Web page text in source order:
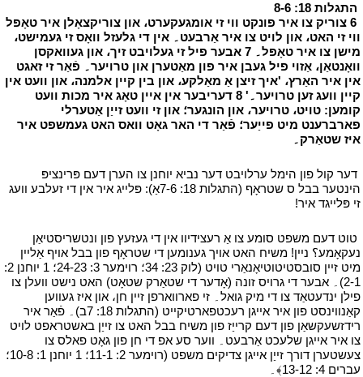
התגלות 18: 8-6
6 צוריק צו איר פּונקט ווי זי אומגעקערט، און צוריקצאָלן איר טאָפּל
ווי זי האט، און לויט צו איר אַרבעט۔ אין די גלעזל וואָס זי געמישט،
מישן צו איר טאָפּל۔ 7 אבער פיל זי געלויבט זיך، און געוואקסן
וואָנטאַן، אַזוי פיל געבן איר פון מאַטערן און טרויער۔ פֿאַר זי זאגט
אין איר האַרץ، 'איך זיצן אַ מאַלקע، און בין קיין אלמנה، און וועט אין
קיין וועג זען טרויער۔' 8 דעריבער אין איין טאָג איר מכות וועט
קומען: טויט، טרויער، און הונגער؛ און זי וועט זייַן אַטערלי
פארברענט מיט פייַער؛ פֿאַר די האר גאָט וואס האט געמשפט איר
איז שטאַרק۔
דער קול פון הימל ערלויבט דער נביא יוחנן צו הערן דעם פּרינציפּ
הינטער בבל ס שטראָף (התגלות 18: 7-6אַ): פּלייג איר אין די זעלבע וועג
זי פּלייגד איר!
טוט דעם משפט סומע צו אַ רעצידיוו אין די געזעץ פון ונטשריסטיאַן
נעקאָמע؟ ניין! משיח האט אויך גענומען די שטראָף פון בבל אויף אַליין
מיט זיין סובסטיטוטיאָנאַרי טויט (לוק 23: 34؛ רוימער 3: 24-23؛ 1 יוחנן 2:
2-1)۔ אבער די גרויס זונה (אָדער די שטאַרק שטאָט) האט נישט וועלן צו
פילן ינדעטאַד צו די מיק גואל۔ זי פארווארפן זיין חן، און איז געווען
קאַנווינסט פון איר אייגן רעכטפארטיקייט (התגלות 18: 7ב)۔ פֿאַר איר
רידזשעקשאַן פון דעם קרייַז פון משיח בבל האט צו זייַן באשטראפט לויט
צו איר אייגן שלעכט אַרבעט۔ ווער סע אפ די חן פון גאָט פאלס צו
צעשטערן דורך זייַן אייגן צדיקים משפט (רוימער 2: 11-1؛ 1 יוחנן 1: 10-8؛
עברים 4: 13-12﴾۔